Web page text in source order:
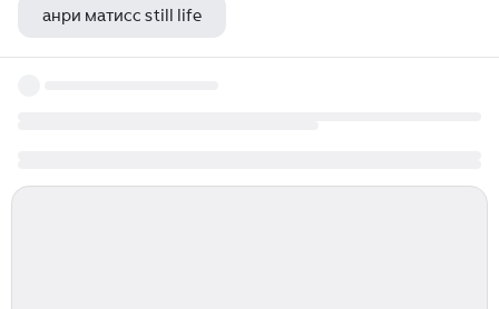
анри матисс still life